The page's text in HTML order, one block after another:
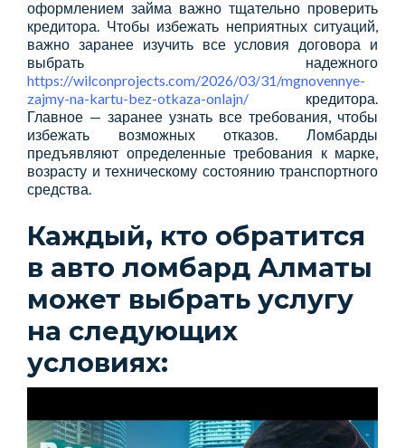
оформлением займа важно тщательно проверить
кредитора. Чтобы избежать неприятных ситуаций,
важно заранее изучить все условия договора и
выбрать надежного
https://wilconprojects.com/2026/03/31/mgnovennye-
zajmy-na-kartu-bez-otkaza-onlajn/ кредитора.
Главное — заранее узнать все требования, чтобы
избежать возможных отказов. Ломбарды
предъявляют определенные требования к марке,
возрасту и техническому состоянию транспортного
средства.
Каждый, кто обратится
в авто ломбард Алматы
может выбрать услугу
на следующих
условиях: